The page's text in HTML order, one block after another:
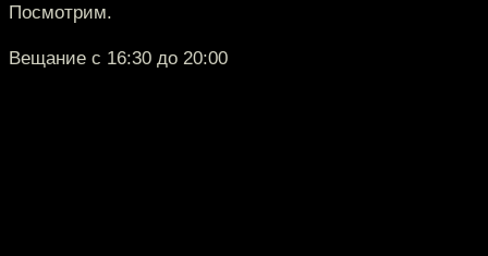
Посмотрим.
Вещание с 16:30 до 20:00